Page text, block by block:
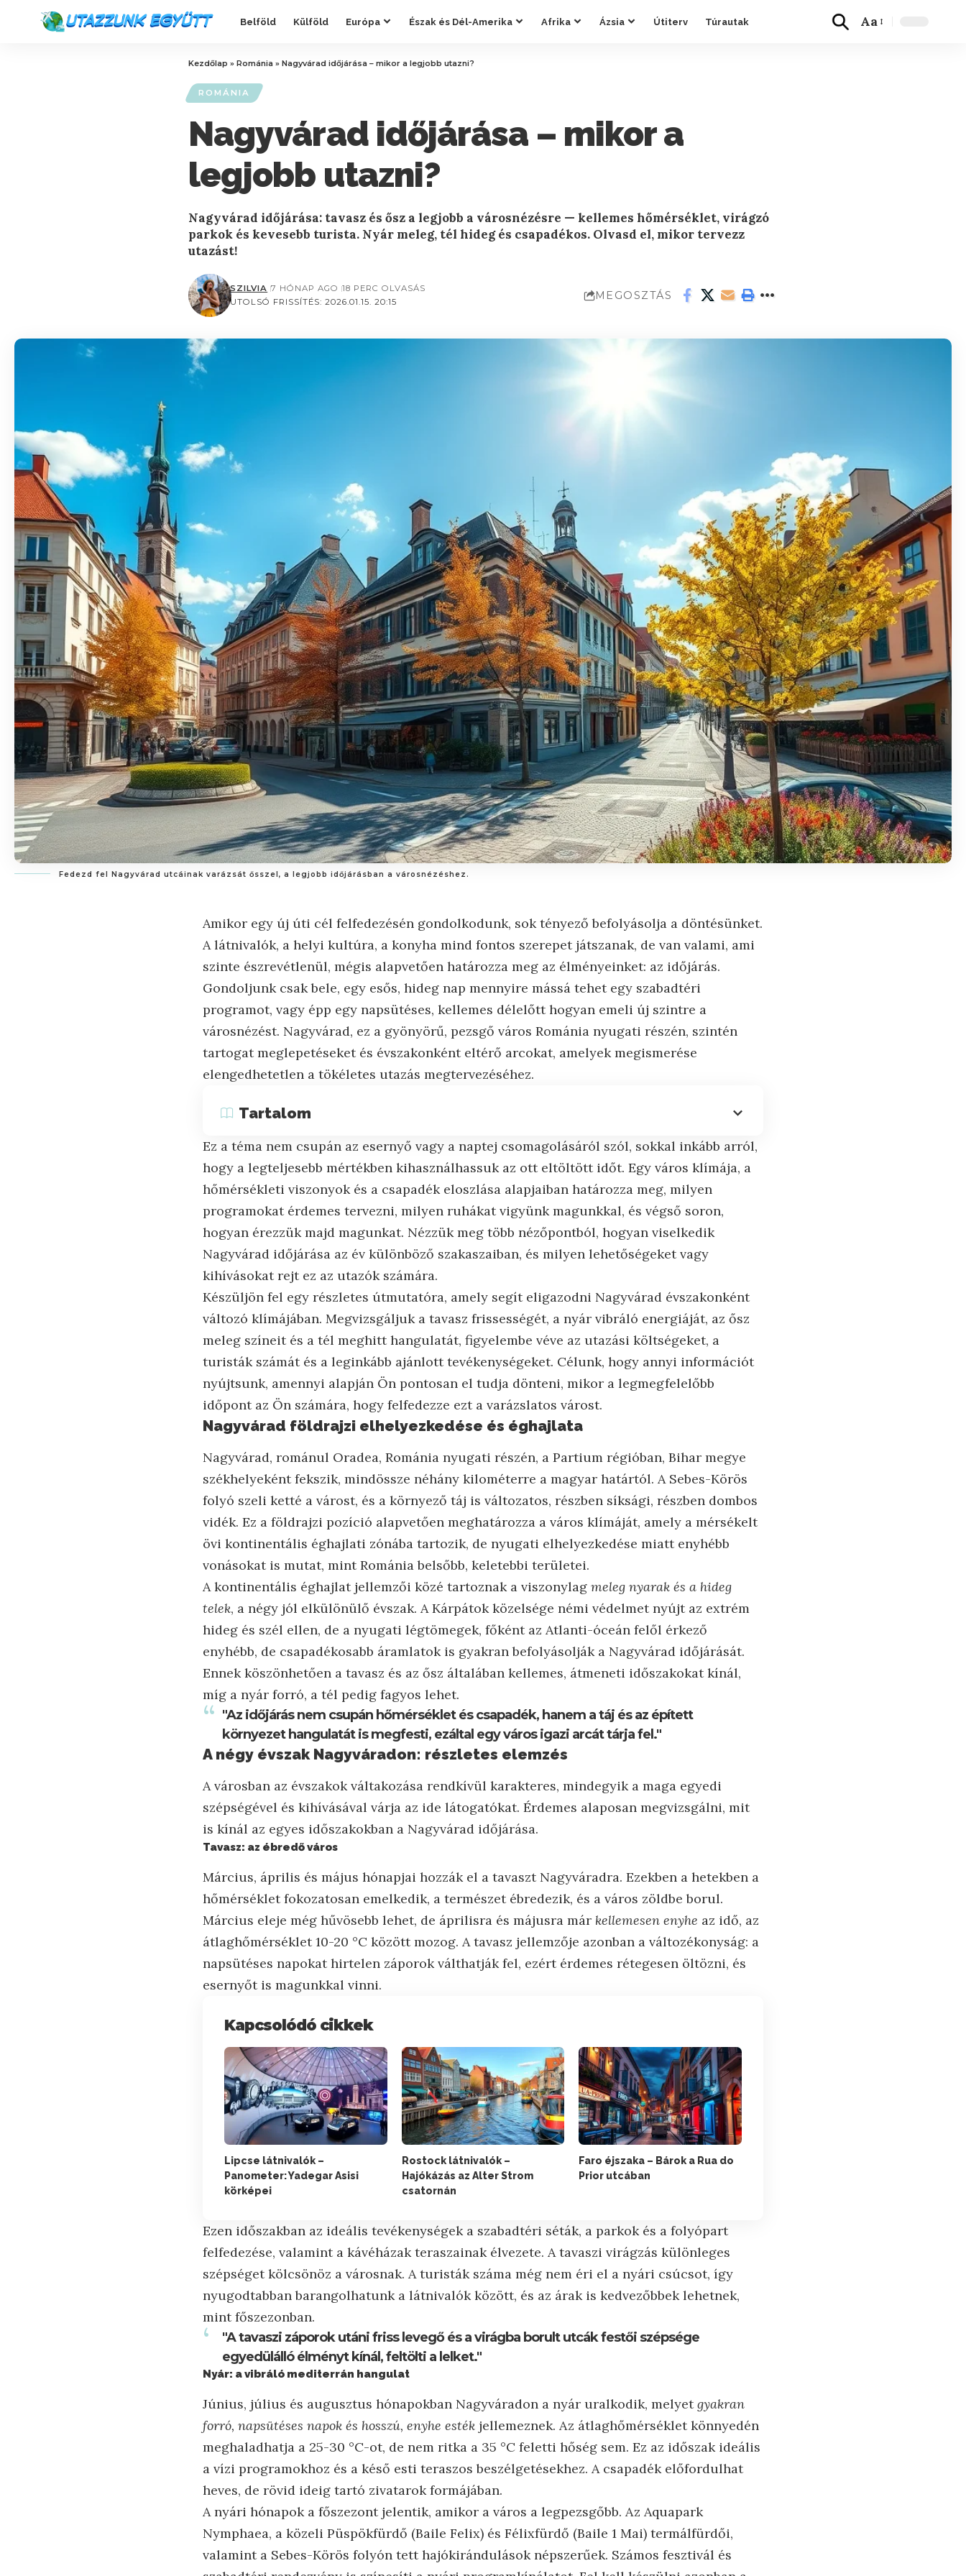
Belföld Külföld Európa Észak és Dél-Amerika Afrika Ázsia Útiterv Túrautak Aa
Kezdőlap » Románia » Nagyvárad időjárása – mikor a legjobb utazni?
ROMÁNIA
Nagyvárad időjárása – mikor a
legjobb utazni?
Nagyvárad időjárása: tavasz és ősz a legjobb a városnézésre — kellemes hőmérséklet, virágzó
parkok és kevesebb turista. Nyár meleg, tél hideg és csapadékos. Olvasd el, mikor tervezz
utazást!
UTOLSÓ FRISSÍTÉS: 2026.01.15. 20:15
SZILVIA 7 HÓNAP AGO 18 PERC OLVASÁS
MEGOSZTÁS
Fedezd fel Nagyvárad utcáinak varázsát ősszel, a legjobb időjárásban a városnézéshez.
Amikor egy új úti cél felfedezésén gondolkodunk, sok tényező befolyásolja a döntésünket.
A látnivalók, a helyi kultúra, a konyha mind fontos szerepet játszanak, de van valami, ami
szinte észrevétlenül, mégis alapvetően határozza meg az élményeinket: az időjárás.
Gondoljunk csak bele, egy esős, hideg nap mennyire mássá tehet egy szabadtéri
programot, vagy épp egy napsütéses, kellemes délelőtt hogyan emeli új szintre a
városnézést. Nagyvárad, ez a gyönyörű, pezsgő város Románia nyugati részén, szintén
tartogat meglepetéseket és évszakonként eltérő arcokat, amelyek megismerése
elengedhetetlen a tökéletes utazás megtervezéséhez.
Tartalom
Ez a téma nem csupán az esernyő vagy a naptej csomagolásáról szól, sokkal inkább arról,
hogy a legteljesebb mértékben kihasználhassuk az ott eltöltött időt. Egy város klímája, a
hőmérsékleti viszonyok és a csapadék eloszlása alapjaiban határozza meg, milyen
programokat érdemes tervezni, milyen ruhákat vigyünk magunkkal, és végső soron,
hogyan érezzük majd magunkat. Nézzük meg több nézőpontból, hogyan viselkedik
Nagyvárad időjárása az év különböző szakaszaiban, és milyen lehetőségeket vagy
kihívásokat rejt ez az utazók számára.
Készüljön fel egy részletes útmutatóra, amely segít eligazodni Nagyvárad évszakonként
változó klímájában. Megvizsgáljuk a tavasz frissességét, a nyár vibráló energiáját, az ősz
meleg színeit és a tél meghitt hangulatát, figyelembe véve az utazási költségeket, a
turisták számát és a leginkább ajánlott tevékenységeket. Célunk, hogy annyi információt
nyújtsunk, amennyi alapján Ön pontosan el tudja dönteni, mikor a legmegfelelőbb
időpont az Ön számára, hogy felfedezze ezt a varázslatos várost.
Nagyvárad földrajzi elhelyezkedése és éghajlata
Nagyvárad, románul Oradea, Románia nyugati részén, a Partium régióban, Bihar megye
székhelyeként fekszik, mindössze néhány kilométerre a magyar határtól. A Sebes-Körös
folyó szeli ketté a várost, és a környező táj is változatos, részben síksági, részben dombos
vidék. Ez a földrajzi pozíció alapvetően meghatározza a város klímáját, amely a mérsékelt
övi kontinentális éghajlati zónába tartozik, de nyugati elhelyezkedése miatt enyhébb
vonásokat is mutat, mint Románia belsőbb, keletebbi területei.
A kontinentális éghajlat jellemzői közé tartoznak a viszonylag meleg nyarak és a hideg
telek, a négy jól elkülönülő évszak. A Kárpátok közelsége némi védelmet nyújt az extrém
hideg és szél ellen, de a nyugati légtömegek, főként az Atlanti-óceán felől érkező
enyhébb, de csapadékosabb áramlatok is gyakran befolyásolják a Nagyvárad időjárását.
Ennek köszönhetően a tavasz és az ősz általában kellemes, átmeneti időszakokat kínál,
míg a nyár forró, a tél pedig fagyos lehet.
"Az időjárás nem csupán hőmérséklet és csapadék, hanem a táj és az épített
környezet hangulatát is megfesti, ezáltal egy város igazi arcát tárja fel."
A négy évszak Nagyváradon: részletes elemzés
A városban az évszakok váltakozása rendkívül karakteres, mindegyik a maga egyedi
szépségével és kihívásával várja az ide látogatókat. Érdemes alaposan megvizsgálni, mit
is kínál az egyes időszakokban a Nagyvárad időjárása.
Tavasz: az ébredő város
Március, április és május hónapjai hozzák el a tavaszt Nagyváradra. Ezekben a hetekben a
hőmérséklet fokozatosan emelkedik, a természet ébredezik, és a város zöldbe borul.
Március eleje még hűvösebb lehet, de áprilisra és májusra már kellemesen enyhe az idő, az
átlaghőmérséklet 10-20 °C között mozog. A tavasz jellemzője azonban a változékonyság: a
napsütéses napokat hirtelen záporok válthatják fel, ezért érdemes rétegesen öltözni, és
esernyőt is magunkkal vinni.
Kapcsolódó cikkek
Lipcse látnivalók –
Panometer: Yadegar Asisi
körképei
Rostock látnivalók –
Hajókázás az Alter Strom
csatornán
Faro éjszaka – Bárok a Rua do
Prior utcában
Ezen időszakban az ideális tevékenységek a szabadtéri séták, a parkok és a folyópart
felfedezése, valamint a kávéházak teraszainak élvezete. A tavaszi virágzás különleges
szépséget kölcsönöz a városnak. A turisták száma még nem éri el a nyári csúcsot, így
nyugodtabban barangolhatunk a látnivalók között, és az árak is kedvezőbbek lehetnek,
mint főszezonban.
"A tavaszi záporok utáni friss levegő és a virágba borult utcák festői szépsége
egyedülálló élményt kínál, feltölti a lelket."
Nyár: a vibráló mediterrán hangulat
Június, július és augusztus hónapokban Nagyváradon a nyár uralkodik, melyetgyakran
forró, napsütéses napok és hosszú, enyhe esték jellemeznek. Az átlaghőmérséklet könnyedén
meghaladhatja a 25-30 °C-ot, de nem ritka a 35 °C feletti hőség sem. Ez az időszak ideális
a vízi programokhoz és a késő esti teraszos beszélgetésekhez. A csapadék előfordulhat
heves, de rövid ideig tartó zivatarok formájában.
A nyári hónapok a főszezont jelentik, amikor a város a legpezsgőbb. Az Aquapark
Nymphaea, a közeli Püspökfürdő (Baile Felix) és Félixfürdő (Baile 1 Mai) termálfürdői,
valamint a Sebes-Körös folyón tett hajókirándulások népszerűek. Számos fesztivál és